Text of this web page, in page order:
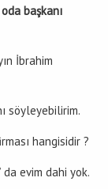
başkanı
İbrahim
söyleyebilirim.
hangisidir ?
evim dahi yok.